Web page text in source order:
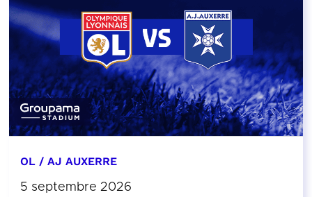
OL / AJ AUXERRE
5 septembre 2026